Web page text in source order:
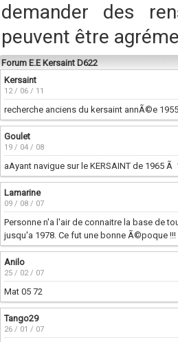
demander des
peuvent être
Forum E.E Kersaint D622
Kersaint
12 / 06 / 11
recherche anciens du kersaint annÃ©e
Goulet
19 / 04 / 08
aAyant navigue sur le KERSAINT de 1965
Lamarine
09 / 08 / 07
Personne n'a l'air de connaitre la base de
jusqu'a 1978. Ce fut une bonne Ã©poque !!!
Anilo
25 / 02 / 07
Mat 05 72
Tango29
26 / 01 / 07